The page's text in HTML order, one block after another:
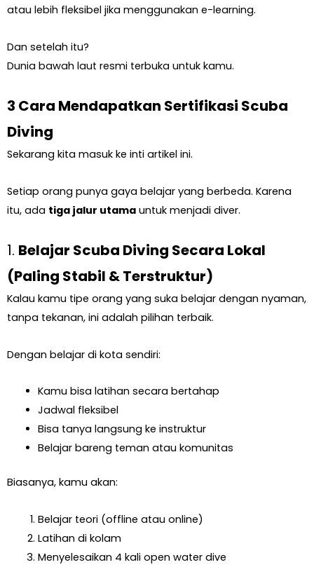
atau lebih fleksibel jika menggunakan e-learning.
Dan setelah itu?
Dunia bawah laut resmi terbuka untuk kamu.
3 Cara Mendapatkan Sertifikasi Scuba
Diving
Sekarang kita masuk ke inti artikel ini.
Setiap orang punya gaya belajar yang berbeda. Karena
itu, ada tiga jalur utama untuk menjadi diver.
1. Belajar Scuba Diving Secara Lokal
(Paling Stabil & Terstruktur)
Kalau kamu tipe orang yang suka belajar dengan nyaman,
tanpa tekanan, ini adalah pilihan terbaik.
Dengan belajar di kota sendiri:
Kamu bisa latihan secara bertahap
Jadwal fleksibel
Bisa tanya langsung ke instruktur
Belajar bareng teman atau komunitas
Biasanya, kamu akan:
Belajar teori (offline atau online)
Latihan di kolam
Menyelesaikan 4 kali open water dive